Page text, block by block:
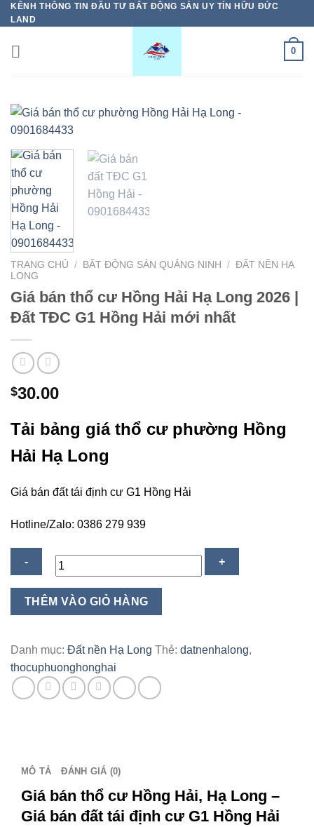
Bỏ
qua
nội
dung
KÊNH THÔNG TIN ĐẦU TƯ BẤT ĐỘNG SẢN UY TÍN HỮU ĐỨC
LAND
0
TRANG CHỦ / BẤT ĐỘNG SẢN QUẢNG NINH / ĐẤT NỀN HẠ
LONG
Giá bán thổ cư Hồng Hải Hạ Long 2026 |
Đất TĐC G1 Hồng Hải mới nhất
$30.00
Tải bảng giá thổ cư phường Hồng
Hải Hạ Long
Giá bán đất tái định cư G1 Hồng Hải
Hotline/Zalo: 0386 279 939
Giá
cư
Hải
Hạ
TĐC
Hồng
Hải
THÊM VÀO GIỎ HÀNG
Danh mục: Đất nền Hạ Long Thẻ: datnenhalong,
thocuphuonghonghai
MÔ TẢ ĐÁNH GIÁ (0)
Giá bán thổ cư Hồng Hải, Hạ Long –
Giá bán đất tái định cư G1 Hồng Hải